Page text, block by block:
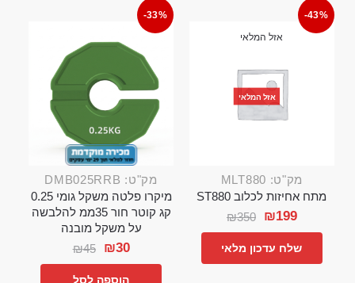
-43%
אזל המלאי
אזל המלאי
מק"ט: MLT880
מתח אחיזות לכלוב ST880
₪350 ₪199
שלח עדכון מלאי
-33%
מק"ט: DMB025RRB
מיקרו פלטה משקל גומי 0.25
קג קוטר חור 35ממ להלבשה
על משקל מובנה
₪45 ₪30
הוספה לסל